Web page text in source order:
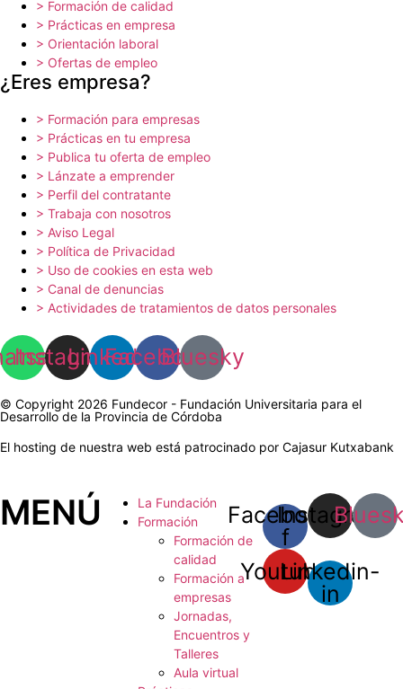
> Formación de calidad
> Prácticas en empresa
> Orientación laboral
> Ofertas de empleo
¿Eres empresa?
> Formación para empresas
> Prácticas en tu empresa
> Publica tu oferta de empleo
> Lánzate a emprender
> Perfil del contratante
> Trabaja con nosotros
> Aviso Legal
> Política de Privacidad
> Uso de cookies en esta web
> Canal de denuncias
> Actividades de tratamientos de datos personales
Instagram
Linkedin
Facebook
Bluesky
© Copyright 2026 Fundecor - Fundación Universitaria para el
Desarrollo de la Provincia de Córdoba
El hosting de nuestra web está patrocinado por Cajasur Kutxabank
MENÚ
La Fundación
Formación
Formación de
calidad
Formación a
empresas
Jornadas,
Encuentros y
Talleres
Aula virtual
Facebook-
f
Instagram
Youtube
Linkedin-
in